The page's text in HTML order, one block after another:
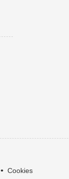
• Cookies